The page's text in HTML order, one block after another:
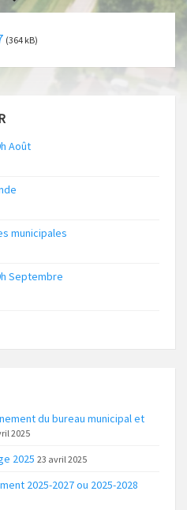
(364 kB)
Août
municipales
Septembre
du bureau municipal et
2025
2025 23 avril 2025
2025-2027 ou 2025-2028